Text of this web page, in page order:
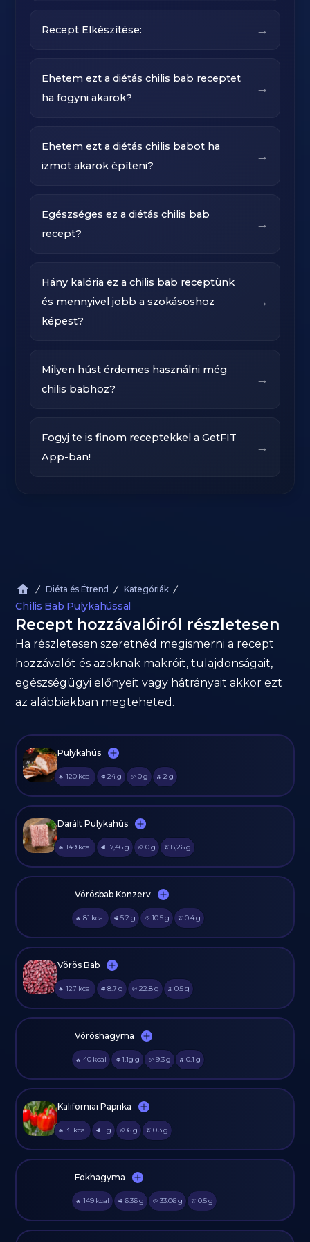
Recept Elkészítése: →
Ehetem ezt a diétás chilis bab receptet
ha fogyni akarok?
→
Ehetem ezt a diétás chilis babot ha
izmot akarok építeni?
→
Egészséges ez a diétás chilis bab
recept?
→
Hány kalória ez a chilis bab receptünk
és mennyivel jobb a szokásoshoz
képest?
→
Milyen húst érdemes használni még
chilis babhoz?
→
Fogyj te is finom receptekkel a GetFIT
App-ban!
→
Diéta és Étrend Kategóriák
Chilis Bab Pulykahússal
Recept hozzávalóiról részletesen
Ha részletesen szeretnéd megismerni a recept
hozzávalót és azoknak makróit, tulajdonságait,
egészségügyi előnyeit vagy hátrányait akkor ezt
az alábbiakban megteheted.
Pulykahús
🔥 120 kcal 🥩 24g 🥔 0g 🫒 2 g
Darált Pulykahús
🔥 149 kcal 🥩 17,46g 🥔 0g 🫒 8,26g
Vörösbab Konzerv
🔥 81 kcal 🥩 5.2 g 🥔 10.5g 🫒 0.4g
Vörös Bab
🔥 127 kcal 🥩 8.7 g 🥔 22.8g 🫒 0.5g
Vöröshagyma
🔥 40 kcal 🥩 1.1g g 🥔 9.3g 🫒 0.1 g
Kaliforniai Paprika
🔥 31 kcal 🥩 1 g 🥔 6g 🫒 0.3g
Fokhagyma
🔥 149 kcal 🥩 6.36g 🥔 33.06g 🫒 0.5g